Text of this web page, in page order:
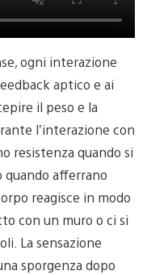
ogni interazione
aptico e ai
il peso e la
l’interazione con
resistenza quando si
quando afferrano
reagisce in modo
con un muro o ci si
La sensazione
sporgenza dopo